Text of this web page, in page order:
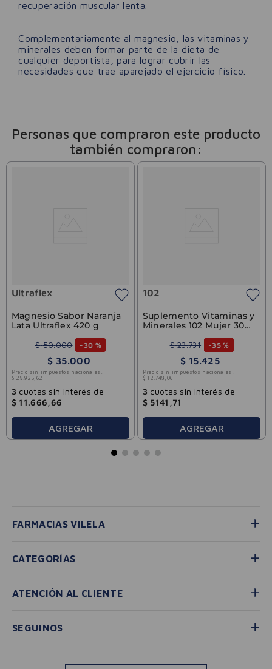
recuperación muscular lenta.
Complementariamente al magnesio, las vitaminas y
minerales deben formar parte de la dieta de
cualquier deportista, para lograr cubrir las
necesidades que trae aparejado el ejercicio físico.
Personas que compraron este producto
también compraron:
Ultraflex
Magnesio Sabor Naranja
Lata Ultraflex 420 g
$ 50.000 - 30 %
$ 35.000
Precio sin impuestos nacionales:
$ 28 .925 62
3cuotas sin interés de
$ 11.666 66
AGREGAR
102
Suplemento Vitaminas y
Minerales 102 Mujer 30
$ 23.731 -35 %
$ 15.425
Precio sin impuestos nacionales:
$ 12 748 06
3cuotas sin interés de
$ 5141 71
AGREGAR
FARMACIAS VILELA
CATEGORÍAS
ATENCIÓN AL CLIENTE
SEGUINOS